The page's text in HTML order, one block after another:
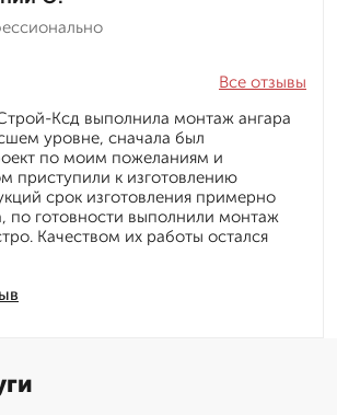
Все отзывы
Ксд выполнила монтаж ангара
уровне, сначала был
по моим пожеланиям и
приступили к изготовлению
срок изготовления примерно
по готовности выполнили монтаж
Качеством их работы остался